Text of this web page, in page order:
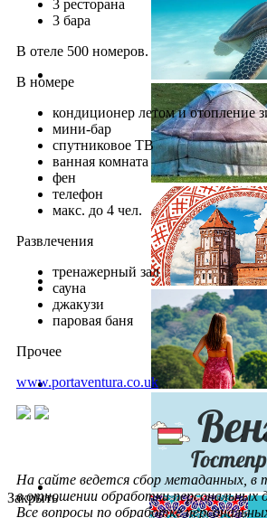
3 ресторана
3 бара
В отеле 500 номеров.
В номере
кондиционер летом и отопление
мини-бар
спутниковое ТВ
ванная комната
фен
телефон
макс. до 4 чел.
Развлечения
тренажерный зал
сауна
джакузи
паровая баня
Прочее
www.portaventura.co.uk
На сайте ведется сбор метаданных, в
в отношении обработки персональных
Все вопросы по обработке
Закрыть